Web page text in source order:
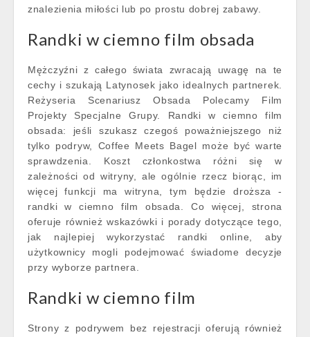
znalezienia miłości lub po prostu dobrej zabawy.
Randki w ciemno film obsada
Mężczyźni z całego świata zwracają uwagę na te
cechy i szukają Latynosek jako idealnych partnerek.
Reżyseria Scenariusz Obsada Polecamy Film
Projekty Specjalne Grupy. Randki w ciemno film
obsada: jeśli szukasz czegoś poważniejszego niż
tylko podryw, Coffee Meets Bagel może być warte
sprawdzenia. Koszt członkostwa różni się w
zależności od witryny, ale ogólnie rzecz biorąc, im
więcej funkcji ma witryna, tym będzie droższa -
randki w ciemno film obsada. Co więcej, strona
oferuje również wskazówki i porady dotyczące tego,
jak najlepiej wykorzystać randki online, aby
użytkownicy mogli podejmować świadome decyzje
przy wyborze partnera.
Randki w ciemno film
Strony z podrywem bez rejestracji oferują również